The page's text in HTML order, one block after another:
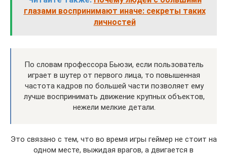
глазами воспринимают иначе: секреты таких
личностей
По словам профессора Бьюзи, если пользователь
играет в шутер от первого лица, то повышенная
частота кадров по большей части позволяет ему
лучше воспринимать движение крупных объектов,
нежели мелкие детали.
Это связано с тем, что во время игры геймер не стоит на
одном месте, выжидая врагов, а двигается в